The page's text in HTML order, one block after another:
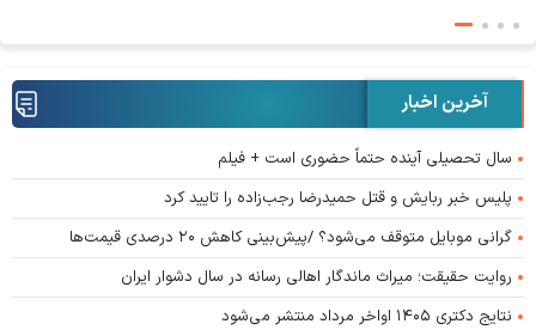
آخرین اخبار
سال تحصیلی آینده حتماً حضوری است + فیلم
پلیس خبر ربایش و قتل حمیدرضا رجب‌زاده را تایید کرد
گرانی موبایل متوقف می‌شود؟ /پیش‌بینی کاهش ۲۰ درصدی قیمت‌ها
روایت حقیقت؛ میراث ماندگار اهالی رسانه در سال دشوار ایران
نتایج دکتری ۱۴۰۵ اواخر مرداد منتشر می‌شود